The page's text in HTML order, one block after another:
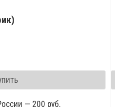
— 200 руб.